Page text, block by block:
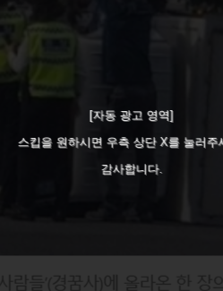
[자동 광고 영역]
스킵을 원하시면 우측 상단 X를 눌러주
감사합니다.